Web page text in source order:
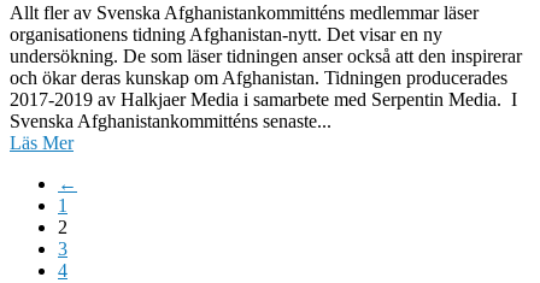
Allt fler av Svenska Afghanistankommitténs medlemmar läser
organisationens tidning Afghanistan-nytt. Det visar en ny
undersökning. De som läser tidningen anser också att den inspirerar
och ökar deras kunskap om Afghanistan. Tidningen producerades
2017-2019 av Halkjaer Media i samarbete med Serpentin Media. I
Svenska Afghanistankommitténs senaste...
Läs Mer
←
1
2
3
4